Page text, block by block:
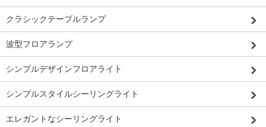
クラシックテーブルランプ
波型フロアランプ
シンプルデザインフロアライト
シンプルスタイルシーリングライト
エレガントなシーリングライト